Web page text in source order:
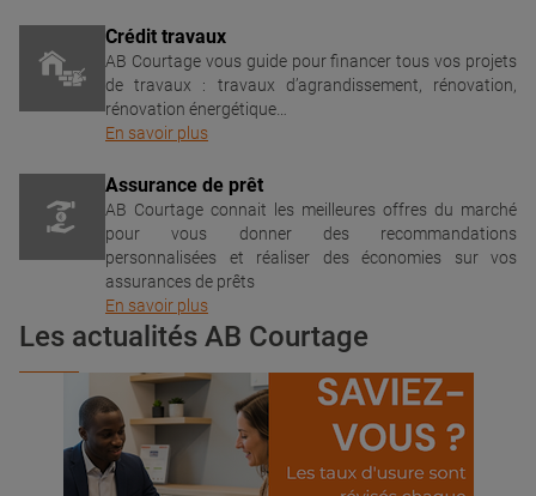
Crédit travaux
AB Courtage vous guide pour financer tous vos projets
de travaux : travaux d’agrandissement, rénovation,
rénovation énergétique…
En savoir plus
Assurance de prêt
AB Courtage connait les meilleures offres du marché
pour vous donner des recommandations
personnalisées et réaliser des économies sur vos
assurances de prêts
En savoir plus
Les actualités AB Courtage